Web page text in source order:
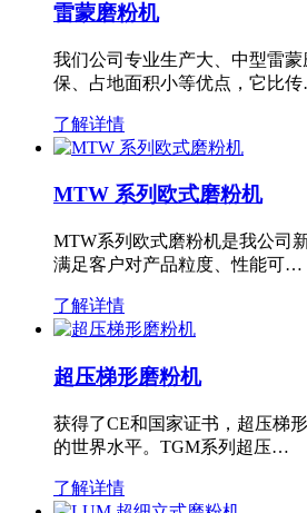
雷蒙磨粉机
我们公司专业生产大、中型雷
保、占地面积小等优点，它比
了解详情
MTW 系列欧式磨粉机
MTW系列欧式磨粉机是我公司
满足客户对产品粒度、性能可…
了解详情
超压梯形磨粉机
获得了CE和国家证书，超压梯
的世界水平。TGM系列超压…
了解详情